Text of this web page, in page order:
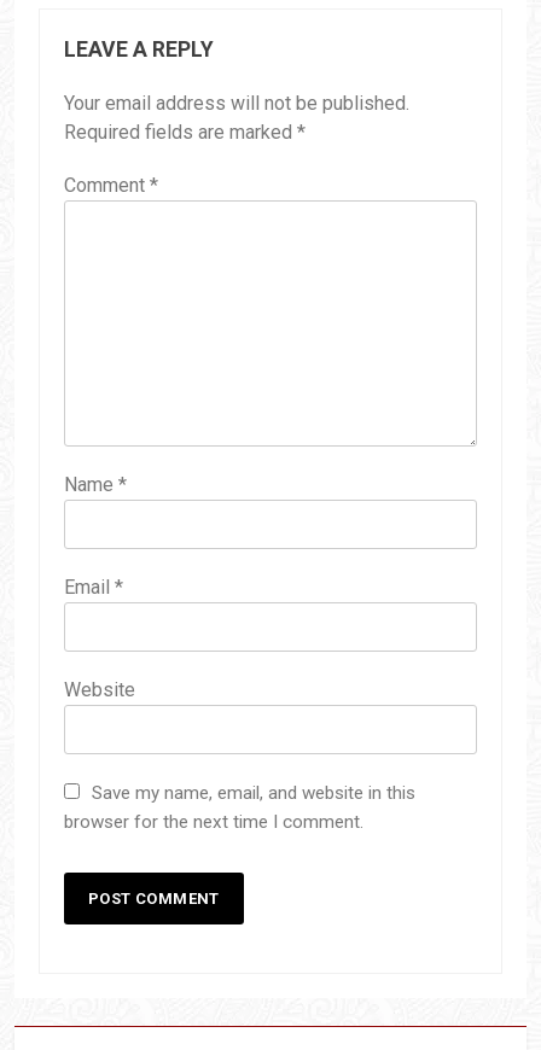
LEAVE A REPLY
Your email address will not be published.
Required fields are marked *
Comment *
Name *
Email *
Website
Save my name, email, and website in this
browser for the next time I comment.